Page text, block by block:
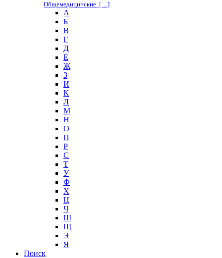
Общемедицинские […]
А
Б
В
Г
Д
Е
Ж
З
И
К
Л
М
Н
О
П
Р
С
Т
У
Ф
Х
Ц
Ч
Ш
Щ
Э
Я
Поиск